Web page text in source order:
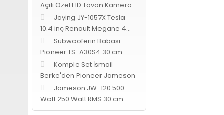
Açılı Özel HD Tavan Kamerası
-Siyah-Joying JY-1057X Tesla
10.4 inç Renault Megane 4
Android 9.0
Subwooferın Babası
Pioneer TS-A30S4 30 cm
subwoofer 1400 Watt 400
Watt RMS
Komple Set İsmail
Berke'den Pioneer Jameson
Jameson JW-120 500
Watt 250 Watt RMS 30 cm
Subwoofer